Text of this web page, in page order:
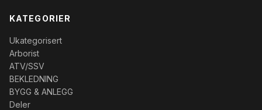
KATEGORIER
Ukategorisert
Arborist
ATV/SSV
BEKLEDNING
BYGG & ANLEGG
Deler